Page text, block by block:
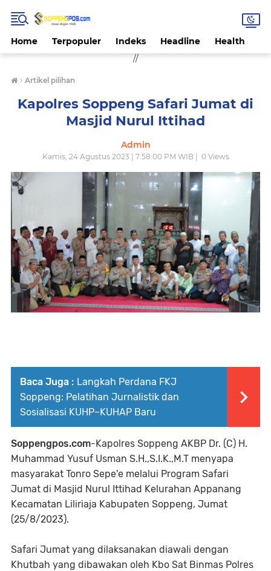
Home Terpopuler Indeks Headline Health
//
› Artikel pilihan
Kapolres Soppeng Safari Jumat di
Masjid Nurul Ittihad
Admin
Kamis, 24 Agustus 2023 | 7:58:00 PM WIB | 0Views
Baca Juga : Langkah Perdana FKJ
Soppeng: Pelatihan Jurnalistik dan
Sosialisasi KUHP–KUHAP Baru
Soppengpos.com-Kapolres Soppeng AKBP Dr. (C) H.
Muhammad Yusuf Usman S.H.,S.I.K.,M.T menyapa
masyarakat Tonro Sepe'e melalui Program Safari
Jumat di Masjid Nurul Ittihad Kelurahan Appanang
Kecamatan Liliriaja Kabupaten Soppeng, Jumat
(25/8/2023).
Safari Jumat yang dilaksanakan diawali dengan
Khutbah yang dibawakan oleh Kbo Sat Binmas Polres